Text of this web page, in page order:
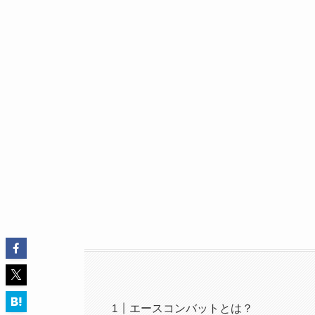
エースコンバットとは？